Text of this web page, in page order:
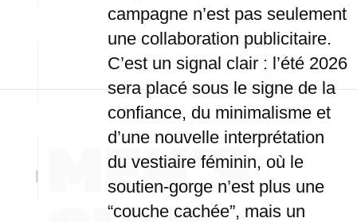
campagne n’est pas seulement
une collaboration publicitaire.
C’est un signal clair : l’été 2026
sera placé sous le signe de la
confiance, du minimalisme et
d’une nouvelle interprétation
du vestiaire féminin, où le
soutien-gorge n’est plus une
“couche cachée”, mais un